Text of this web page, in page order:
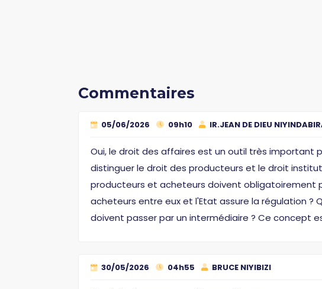
Commentaires
05/06/2026 09h10 IR.JEAN DE DIEU
Oui, le droit des affaires est un outil très important
distinguer le droit des producteurs et le droit
producteurs et acheteurs doivent obligatoirement
acheteurs entre eux et l'Etat assure la régulation ?
doivent passer par un intermédiaire ? Ce concept
30/05/2026 04h55 BRUCE NIYIBIZI